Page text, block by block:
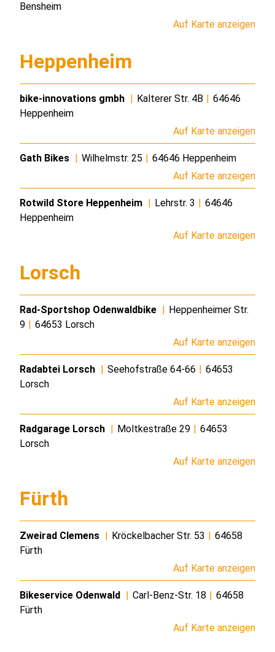
Bensheim
Auf Karte anzeigen
Heppenheim
bike-innovations gmbh Kalterer Str. 4B
64646
Heppenheim
Auf Karte anzeigen
Gath Bikes Wilhelmstr. 25
64646 Heppenheim
Auf Karte anzeigen
Rotwild Store Heppenheim Lehrstr. 3
64646
Heppenheim
Auf Karte anzeigen
Lorsch
Rad-Sportshop Odenwaldbike
Heppenheimer Str.
9
64653 Lorsch
Auf Karte anzeigen
Radabtei Lorsch Seehofstraße 64-66
64653
Lorsch
Auf Karte anzeigen
Radgarage Lorsch Moltkestraße 29
64653
Lorsch
Auf Karte anzeigen
Fürth
Zweirad Clemens Kröckelbacher Str. 53
64658
Fürth
Auf Karte anzeigen
Bikeservice Odenwald Carl-Benz-Str. 18
64658
Fürth
Auf Karte anzeigen